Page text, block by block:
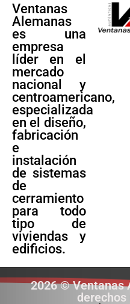
Ventanas
Alemanas
es una
empresa
líder en el
mercado
nacional y
centroamericano,
especializada
en el diseño,
fabricación
e
instalación
de sistemas
de
cerramiento
para todo
tipo de
viviendas y
edificios.
2026 © Ventanas
derechos